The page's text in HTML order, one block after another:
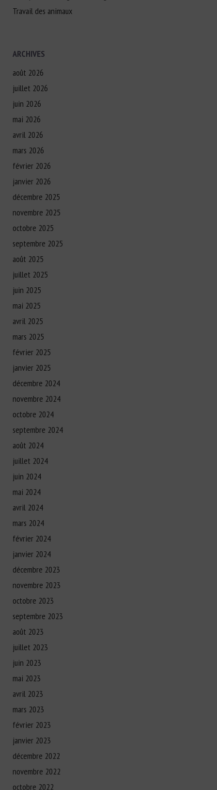
Travail des animaux
ARCHIVES
août 2026
juillet 2026
juin 2026
mai 2026
avril 2026
mars 2026
février 2026
janvier 2026
décembre 2025
novembre 2025
octobre 2025
septembre 2025
août 2025
juillet 2025
juin 2025
mai 2025
avril 2025
mars 2025
février 2025
janvier 2025
décembre 2024
novembre 2024
octobre 2024
septembre 2024
août 2024
juillet 2024
juin 2024
mai 2024
avril 2024
mars 2024
février 2024
janvier 2024
décembre 2023
novembre 2023
octobre 2023
septembre 2023
août 2023
juillet 2023
juin 2023
mai 2023
avril 2023
mars 2023
février 2023
janvier 2023
décembre 2022
novembre 2022
octobre 2022